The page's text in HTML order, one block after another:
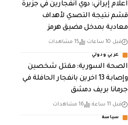
اعلام إيراني: دوي انفجارين في جزيرة
قشم نتيجة التصدي لأهداف
معادية بمدخل مضيق هرمز
قبل 10 ساعات 15 مشاهدات
عربي ودولي
الصحة السورية: مقتل شخصين
وإصابة 13 اخرين بانفجار الحافلة في
جرمانا بريف دمشق
قبل 11 ساعة 16 مشاهدات
سياسة